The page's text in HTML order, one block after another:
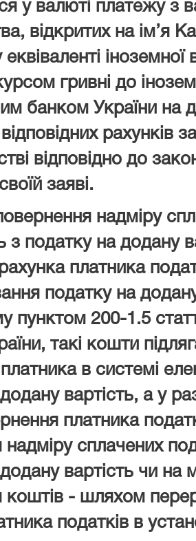
у валюті платежу з
відкритих на ім’я
гривні до
банком України на
рахунків
відповідно до
заяві.
надміру
з податку на додану
платника
податку на
пунктом 200-1 .5
такі кошти
в системі
вартість, а у
платника
сплачених
вартість чи на
коштів - шляхом
податків в